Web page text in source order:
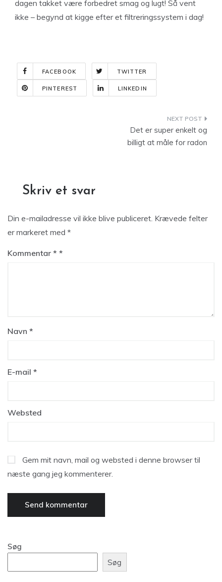
dagen takket være forbedret smag og lugt! Så vent
ikke – begynd at kigge efter et filtreringssystem i dag!
FACEBOOK TWITTER
PINTEREST LINKEDIN
Det er super enkelt og
billigt at måle for radon
Skriv et svar
Din e-mailadresse vil ikke blive publiceret. Krævede felter
er markeret med *
Kommentar *
Navn *
E-mail *
Websted
Gem mit navn, mail og websted i denne browser til
næste gang jeg kommenterer.
Søg
Søg